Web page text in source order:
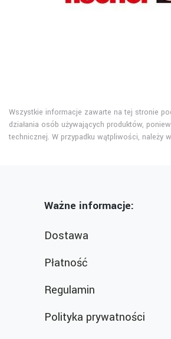
Wszystkie informacje zawarte na tej stronie
działania osób używających produktów,
technicznej. W przypadku wątpliwości, należy
Ważne informacje:
Dostawa
Płatność
Regulamin
Polityka prywatności